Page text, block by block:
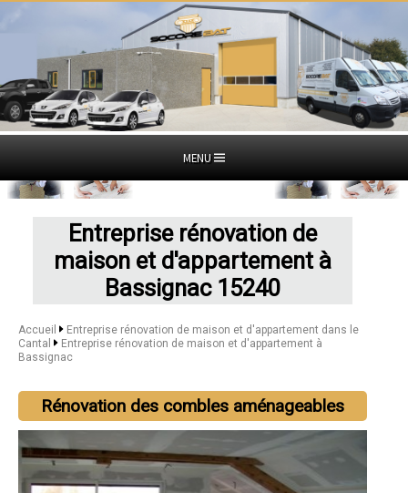
MENU
Entreprise rénovation de
maison et d'appartement à
Bassignac 15240
Accueil
Entreprise rénovation de maison et d'appartement dans le
Cantal
Entreprise rénovation de maison et d'appartement à
Bassignac
Rénovation des combles aménageables